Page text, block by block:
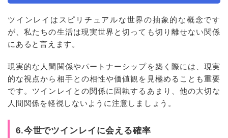
ツインレイはスピリチュアルな世界の抽象的な概念です
が、私たちの生活は現実世界と切っても切り離せない関係
にあると言えます。
現実的な人間関係やパートナーシップを築く際には、現実
的な視点から相手との相性や価値観を見極めることも重要
です。ツインレイとの関係に固執するあまり、他の大切な
人間関係を軽視しないように注意しましょう。
6.今世でツインレイに会える確率